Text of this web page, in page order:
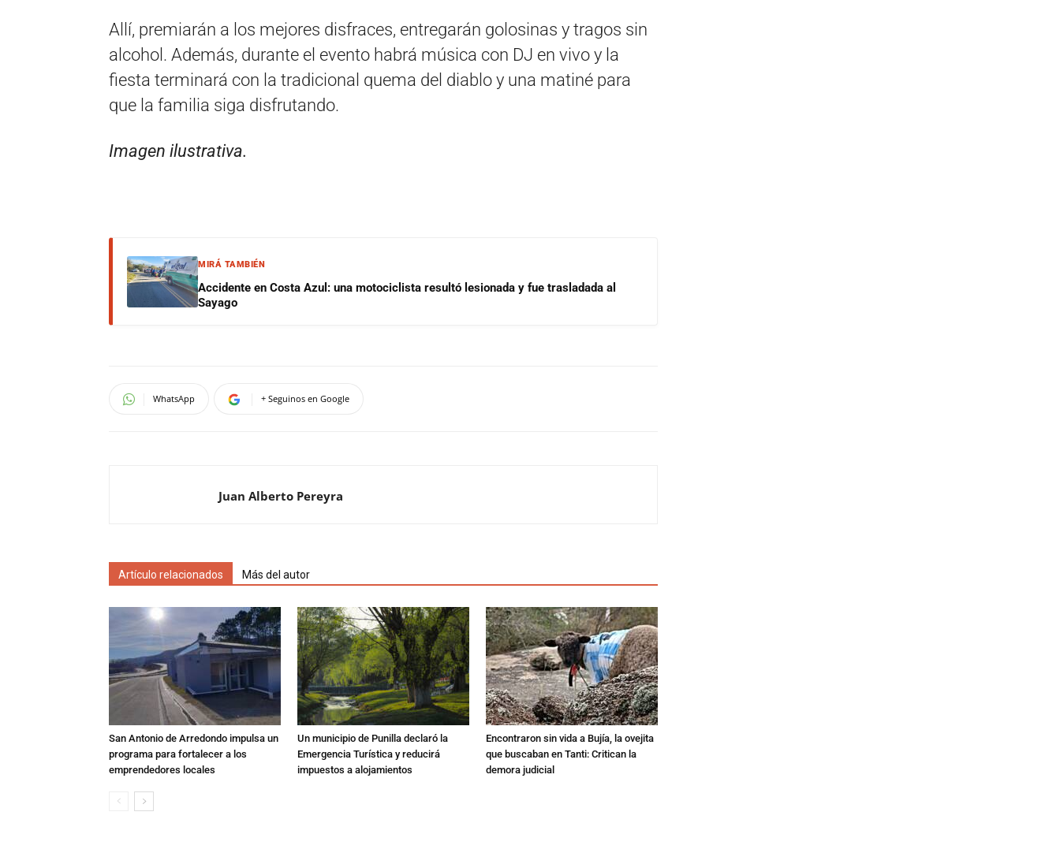
Allí, premiarán a los mejores disfraces, entregarán golosinas y tragos sin
alcohol. Además, durante el evento habrá música con DJ en vivo y la
fiesta terminará con la tradicional quema del diablo y una matiné para
que la familia siga disfrutando.
Imagen ilustrativa.
MIRÁ TAMBIÉN
Accidente en Costa Azul: una motociclista resultó lesionada y fue trasladada al
Sayago
WhatsApp + Seguinos en Google
Juan Alberto Pereyra
Artículo relacionados Más del autor
San Antonio de Arredondo impulsa un
programa para fortalecer a los
emprendedores locales
Un municipio de Punilla declaró la
Emergencia Turística y reducirá
impuestos a alojamientos
Encontraron sin vida a Bujía, la ovejita
que buscaban en Tanti: Critican la
demora judicial